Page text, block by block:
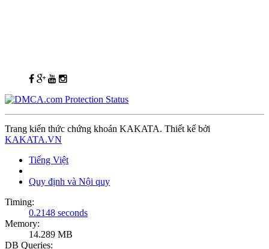
Trang kiến thức chứng khoán KAKATA. Thiết kế bởi
KAKATA.VN
Tiếng Việt
Quy định và Nội quy
Timing:
0.2148 seconds
Memory:
14.289 MB
DB Queries: